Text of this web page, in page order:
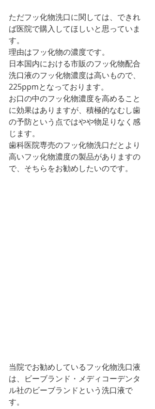
ただフッ化物洗口に関しては、できれ
ば医院で購入してほしいと思っていま
す。
理由はフッ化物の濃度です。
日本国内における市販のフッ化物配合
洗口液のフッ化物濃度は高いもので、
225ppmとなっております。
お口の中のフッ化物濃度を高めること
に効果はありますが、積極的なむし歯
の予防という点ではやや物足りなく感
じます。
歯科医院専売のフッ化物洗口だとより
高いフッ化物濃度の製品がありますの
で、そちらをお勧めしたいのです。
当院でお勧めしているフッ化物洗口液
は、ビーブランド・メディコーデンタ
ル社のビーブランドという洗口液で
す。